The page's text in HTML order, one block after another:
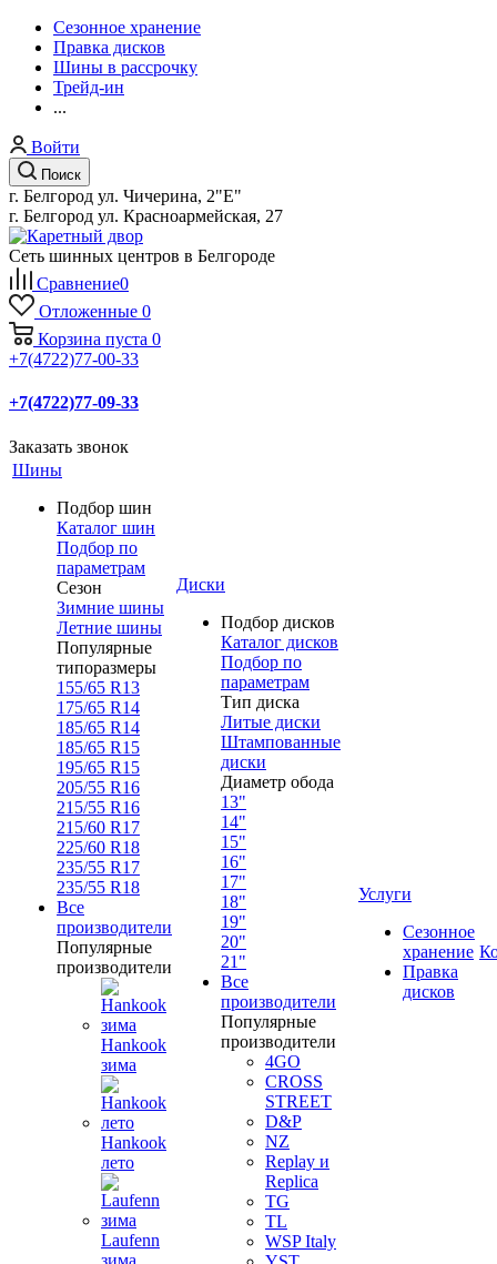
Сезонное хранение
Правка дисков
Шины в рассрочку
Трейд-ин
...
Войти
Поиск
г. Белгород ул. Чичерина, 2"Е"
г. Белгород ул. Красноармейская, 27
Сеть шинных центров в Белгороде
Сравнение0
Отложенные 0
Корзина пуста 0
+7(4722)77-00-33
+7(4722)77-09-33
Заказать звонок
Шины
Подбор шин
Каталог шин
Подбор по
параметрам
Сезон
Зимние шины
Летние шины
Популярные
типоразмеры
155/65 R13
175/65 R14
185/65 R14
185/65 R15
195/65 R15
205/55 R16
215/55 R16
215/60 R17
225/60 R18
235/55 R17
235/55 R18
Все
производители
Популярные
производители
Hankook
зима
Hankook
лето
Laufenn
зима
Диски
Подбор дисков
Каталог дисков
Подбор по
параметрам
Тип диска
Литые диски
Штампованные
диски
Диаметр обода
13"
14"
15"
16"
17"
18"
19"
20"
21"
Все
производители
Популярные
производители
4GO
CROSS
STREET
D&P
NZ
Replay и
Replica
TG
TL
WSP Italy
Услуги
Сезонное
хранение
Правка
дисков